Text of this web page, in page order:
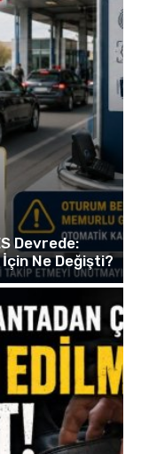
Devrede:
Ne Değişti?